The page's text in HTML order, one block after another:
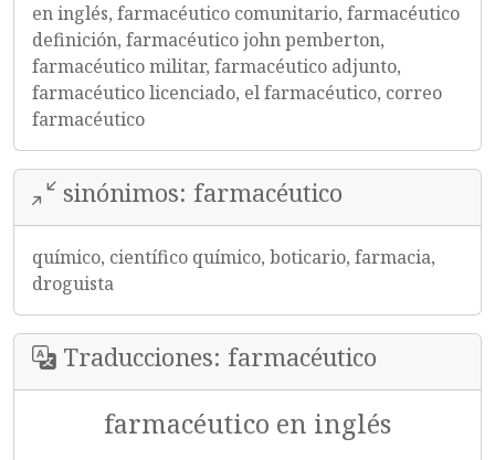
en inglés, farmacéutico comunitario, farmacéutico
definición, farmacéutico john pemberton,
farmacéutico militar, farmacéutico adjunto,
farmacéutico licenciado, el farmacéutico, correo
farmacéutico
sinónimos: farmacéutico
químico, científico químico, boticario, farmacia,
droguista
Traducciones: farmacéutico
farmacéutico en inglés